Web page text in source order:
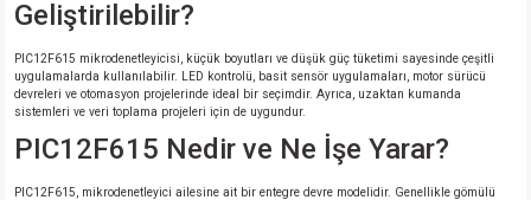
Geliştirilebilir?
PIC12F615 mikrodenetleyicisi, küçük boyutları ve düşük güç tüketimi sayesinde çeşitli
uygulamalarda kullanılabilir. LED kontrolü, basit sensör uygulamaları, motor sürücü
devreleri ve otomasyon projelerinde ideal bir seçimdir. Ayrıca, uzaktan kumanda
sistemleri ve veri toplama projeleri için de uygundur.
PIC12F615 Nedir ve Ne İşe Yarar?
PIC12F615, mikrodenetleyici ailesine ait bir entegre devre modelidir. Genellikle gömülü